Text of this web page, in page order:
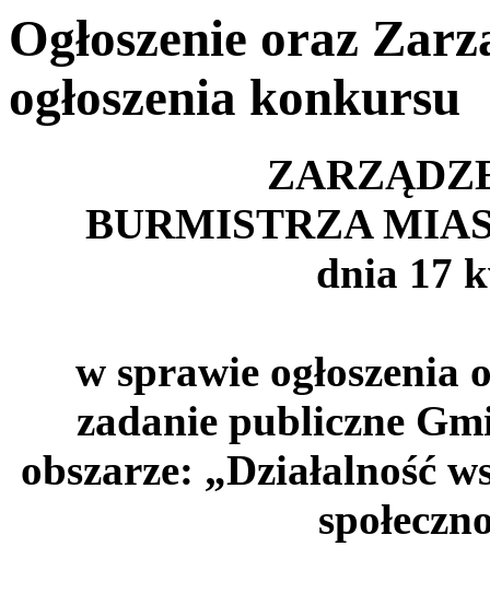
Ogłoszenie oraz
ogłoszenia konkursu
BURMISTRZA
dnia 17
w sprawie
zadanie publiczne
obszarze: „Działalność